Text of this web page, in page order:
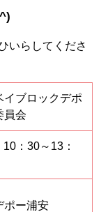
いらしてくださ
ブロックデポ
員会
：30～13：
ー浦安